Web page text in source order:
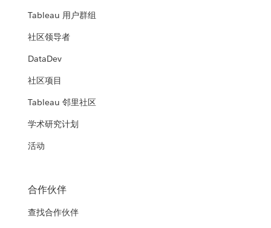
Tableau 用户群组
社区领导者
DataDev
社区项目
Tableau 邻里社区
学术研究计划
活动
合作伙伴
查找合作伙伴